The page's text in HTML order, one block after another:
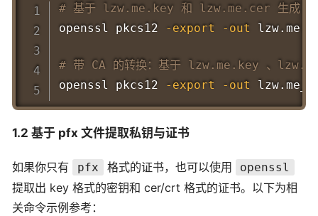
# 基于 lzw.me.key 和 lzw.me.cer 生成
openssl pkcs12 -export -out
# 带 CA 的转换：基于 lzw.me.key 、
openssl pkcs12 -export -out
1.2 基于 pfx 文件提取私钥与证书
如果你只有 pfx 格式的证书，也可以使用 openssl
提取出 key 格式的密钥和 cer/crt 格式的证书。以下为相
关命令示例参考：